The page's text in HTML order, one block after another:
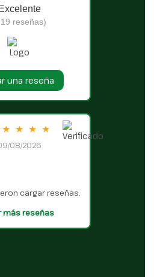
Excelente
reseñas)
una reseña
★ ★ ★ ★
08/2026
cargar reseñas.
más reseñas